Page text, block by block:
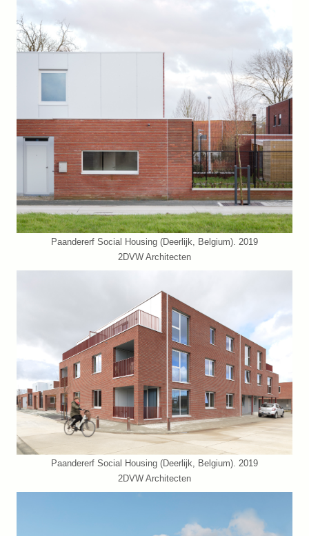
Paandererf Social Housing (Deerlijk, Belgium). 2019
2DVW Architecten
Paandererf Social Housing (Deerlijk, Belgium). 2019
2DVW Architecten